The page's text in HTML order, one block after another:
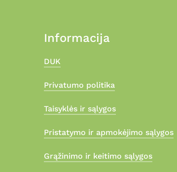
Informacija
DUK
Privatumo politika
Taisyklės ir sąlygos
Pristatymo ir apmokėjimo sąlygos
Grąžinimo ir keitimo sąlygos